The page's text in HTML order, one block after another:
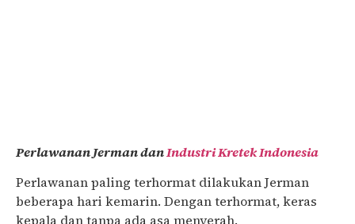
Perlawanan Jerman danIndustri Kretek Indonesia
Perlawanan paling terhormat dilakukan Jerman
beberapa hari kemarin. Dengan terhormat, keras
kepala dan tanpa ada asa menyerah.